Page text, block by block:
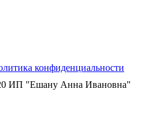
конфиденциальности
ИП "Ешану Анна Ивановна"